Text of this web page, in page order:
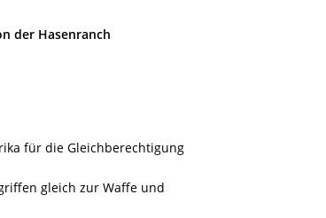
der Hasenranch
für die Gleichberechtigung
gleich zur Waffe und